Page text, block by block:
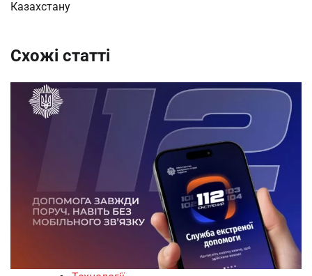
Казахстану
Схожі статті